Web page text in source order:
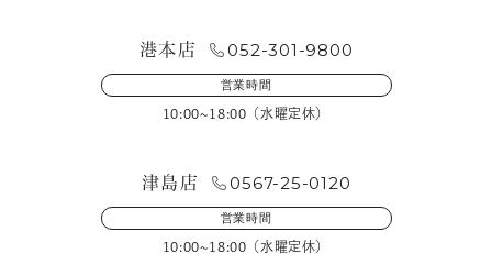
港本店 052-301-9800
営業時間
10:00~18:00（水曜定休）
津島店 0567-25-0120
営業時間
10:00~18:00（水曜定休）